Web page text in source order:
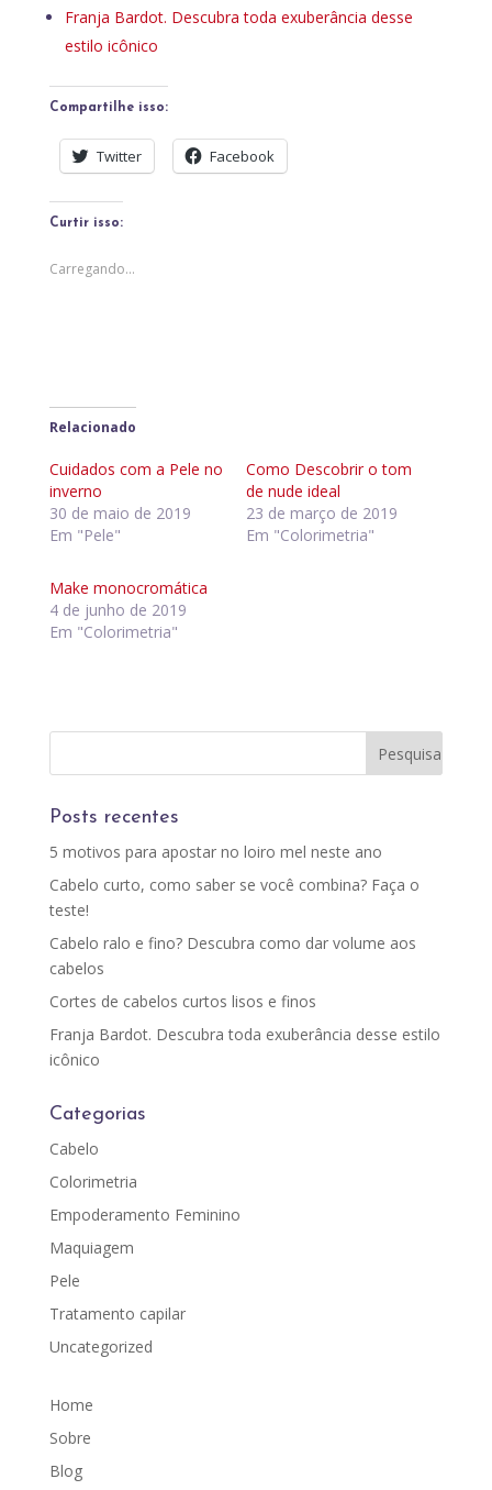
Franja Bardot. Descubra toda exuberância desse
estilo icônico
Compartilhe isso:
Twitter Facebook
Curtir isso:
Carregando...
Relacionado
Cuidados com a Pele no
inverno
30 de maio de 2019
Em "Pele"
Como Descobrir o tom
de nude ideal
23 de março de 2019
Em "Colorimetria"
Make monocromática
4 de junho de 2019
Em "Colorimetria"
Posts recentes
5 motivos para apostar no loiro mel neste ano
Cabelo curto, como saber se você combina? Faça o
teste!
Cabelo ralo e fino? Descubra como dar volume aos
cabelos
Cortes de cabelos curtos lisos e finos
Franja Bardot. Descubra toda exuberância desse estilo
icônico
Categorias
Cabelo
Colorimetria
Empoderamento Feminino
Maquiagem
Pele
Tratamento capilar
Uncategorized
Home
Sobre
Blog